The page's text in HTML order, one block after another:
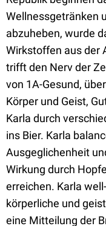
Wellnessgetränken
abzuheben, wurde
Wirkstoffen aus der
trifft den Nerv der
von 1A-Gesund,
Körper und Geist,
Karla durch
ins Bier. Karla
Ausgeglichenheit
Wirkung durch
erreichen. Karla
körperliche und
eine Mitteilung der